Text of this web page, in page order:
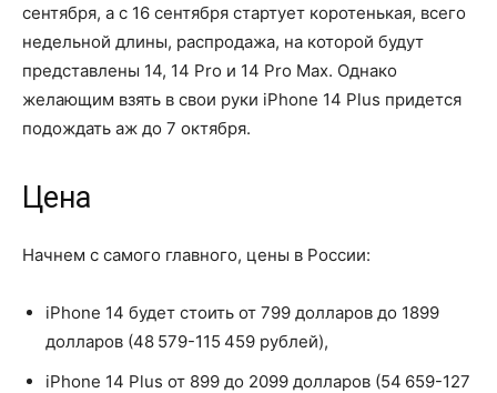
сентября, а с 16 сентября стартует коротенькая, всего
недельной длины, распродажа, на которой будут
представлены 14, 14 Pro и 14 Pro Max. Однако
желающим взять в свои руки iPhone 14 Plus придется
подождать аж до 7 октября.
Цена
Начнем с самого главного, цены в России:
iPhone 14 будет стоить от 799 долларов до 1899
долларов (48 579-115 459 рублей),
iPhone 14 Plus от 899 до 2099 долларов (54 659-127